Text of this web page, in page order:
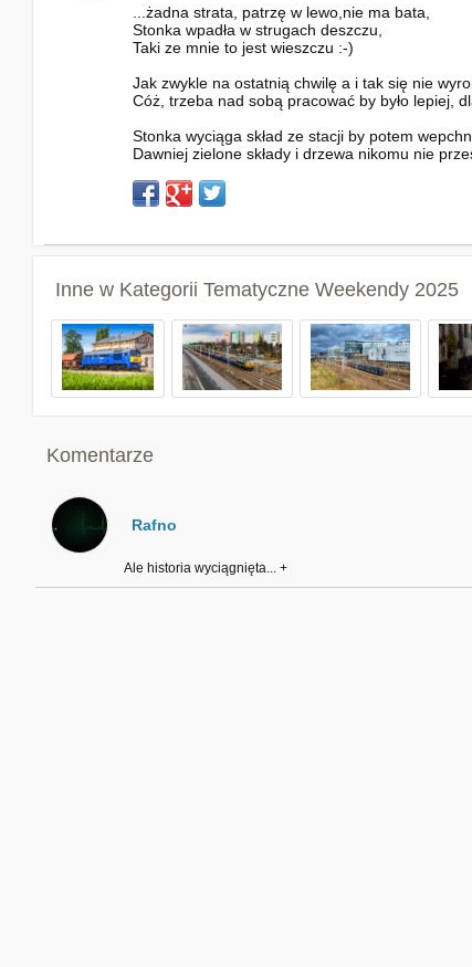
...żadna strata, patrzę w lewo,nie ma bata,
Stonka wpadła w strugach deszczu,
Taki ze mnie to jest wieszczu :⁠-⁠)
Jak zwykle na ostatnią chwilę a i tak się nie
Cóż, trzeba nad sobą pracować by było lepiej,
Stonka wyciąga skład ze stacji by potem
Dawniej zielone składy i drzewa nikomu nie
Inne w Kategorii Tematyczne Weekendy 2025
Komentarze
Rafno
Ale historia wyciągnięta... +